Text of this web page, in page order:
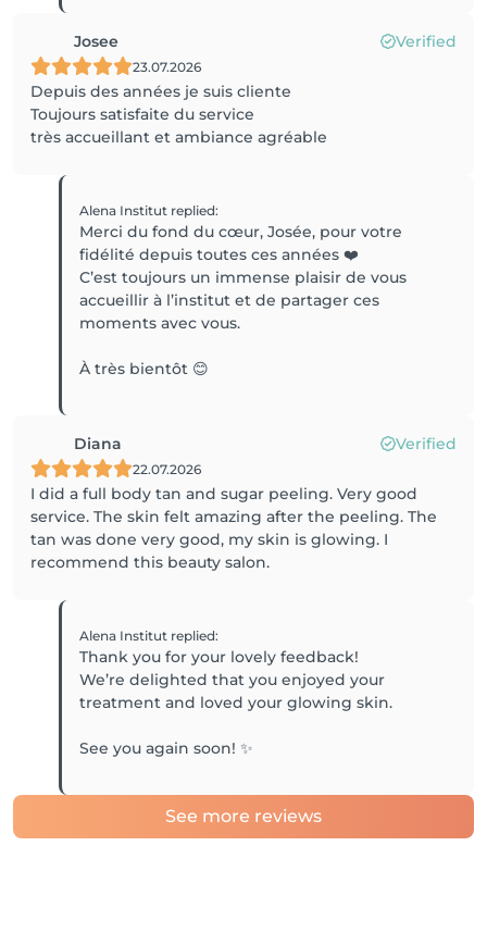
Josee Verified
23.07.2026
Depuis des années je suis cliente
Toujours satisfaite du service
très accueillant et ambiance agréable
Alena Institut replied:
Merci du fond du cœur, Josée, pour votre
fidélité depuis toutes ces années ❤️
C’est toujours un immense plaisir de vous
accueillir à l’institut et de partager ces
moments avec vous.
Diana Verified
22.07.2026
I did a full body tan and sugar peeling. Very good
service. The skin felt amazing after the peeling. The
tan was done very good, my skin is glowing. I
recommend this beauty salon.
Alena Institut replied:
Thank you for your lovely feedback!
We’re delighted that you enjoyed your
treatment and loved your glowing skin.
See more reviews